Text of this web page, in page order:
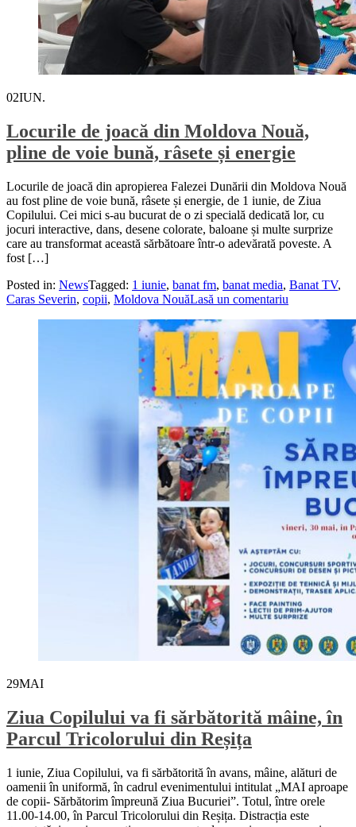
02IUN.
Locurile de joacă din Moldova Nouă,
pline de voie bună, râsete și energie
Locurile de joacă din apropierea Falezei Dunării din Moldova Nouă
au fost pline de voie bună, râsete și energie, de 1 iunie, de Ziua
Copilului. Cei mici s-au bucurat de o zi specială dedicată lor, cu
jocuri interactive, dans, desene colorate, baloane și multe surprize
care au transformat această sărbătoare într-o adevărată poveste. A
fost […]
Posted in: NewsTagged: 1 iunie, banat fm, banat media, Banat TV,
Caras Severin, copii, Moldova NouăLasă un comentariu
29MAI
Ziua Copilului va fi sărbătorită mâine, în
Parcul Tricolorului din Reșița
1 iunie, Ziua Copilului, va fi sărbătorită în avans, mâine, alături de
oamenii în uniformă, în cadrul evenimentului intitulat „MAI aproape
de copii- Sărbătorim împreună Ziua Bucuriei”. Totul, între orele
11.00-14.00, în Parcul Tricolorului din Reșița. Distracția este